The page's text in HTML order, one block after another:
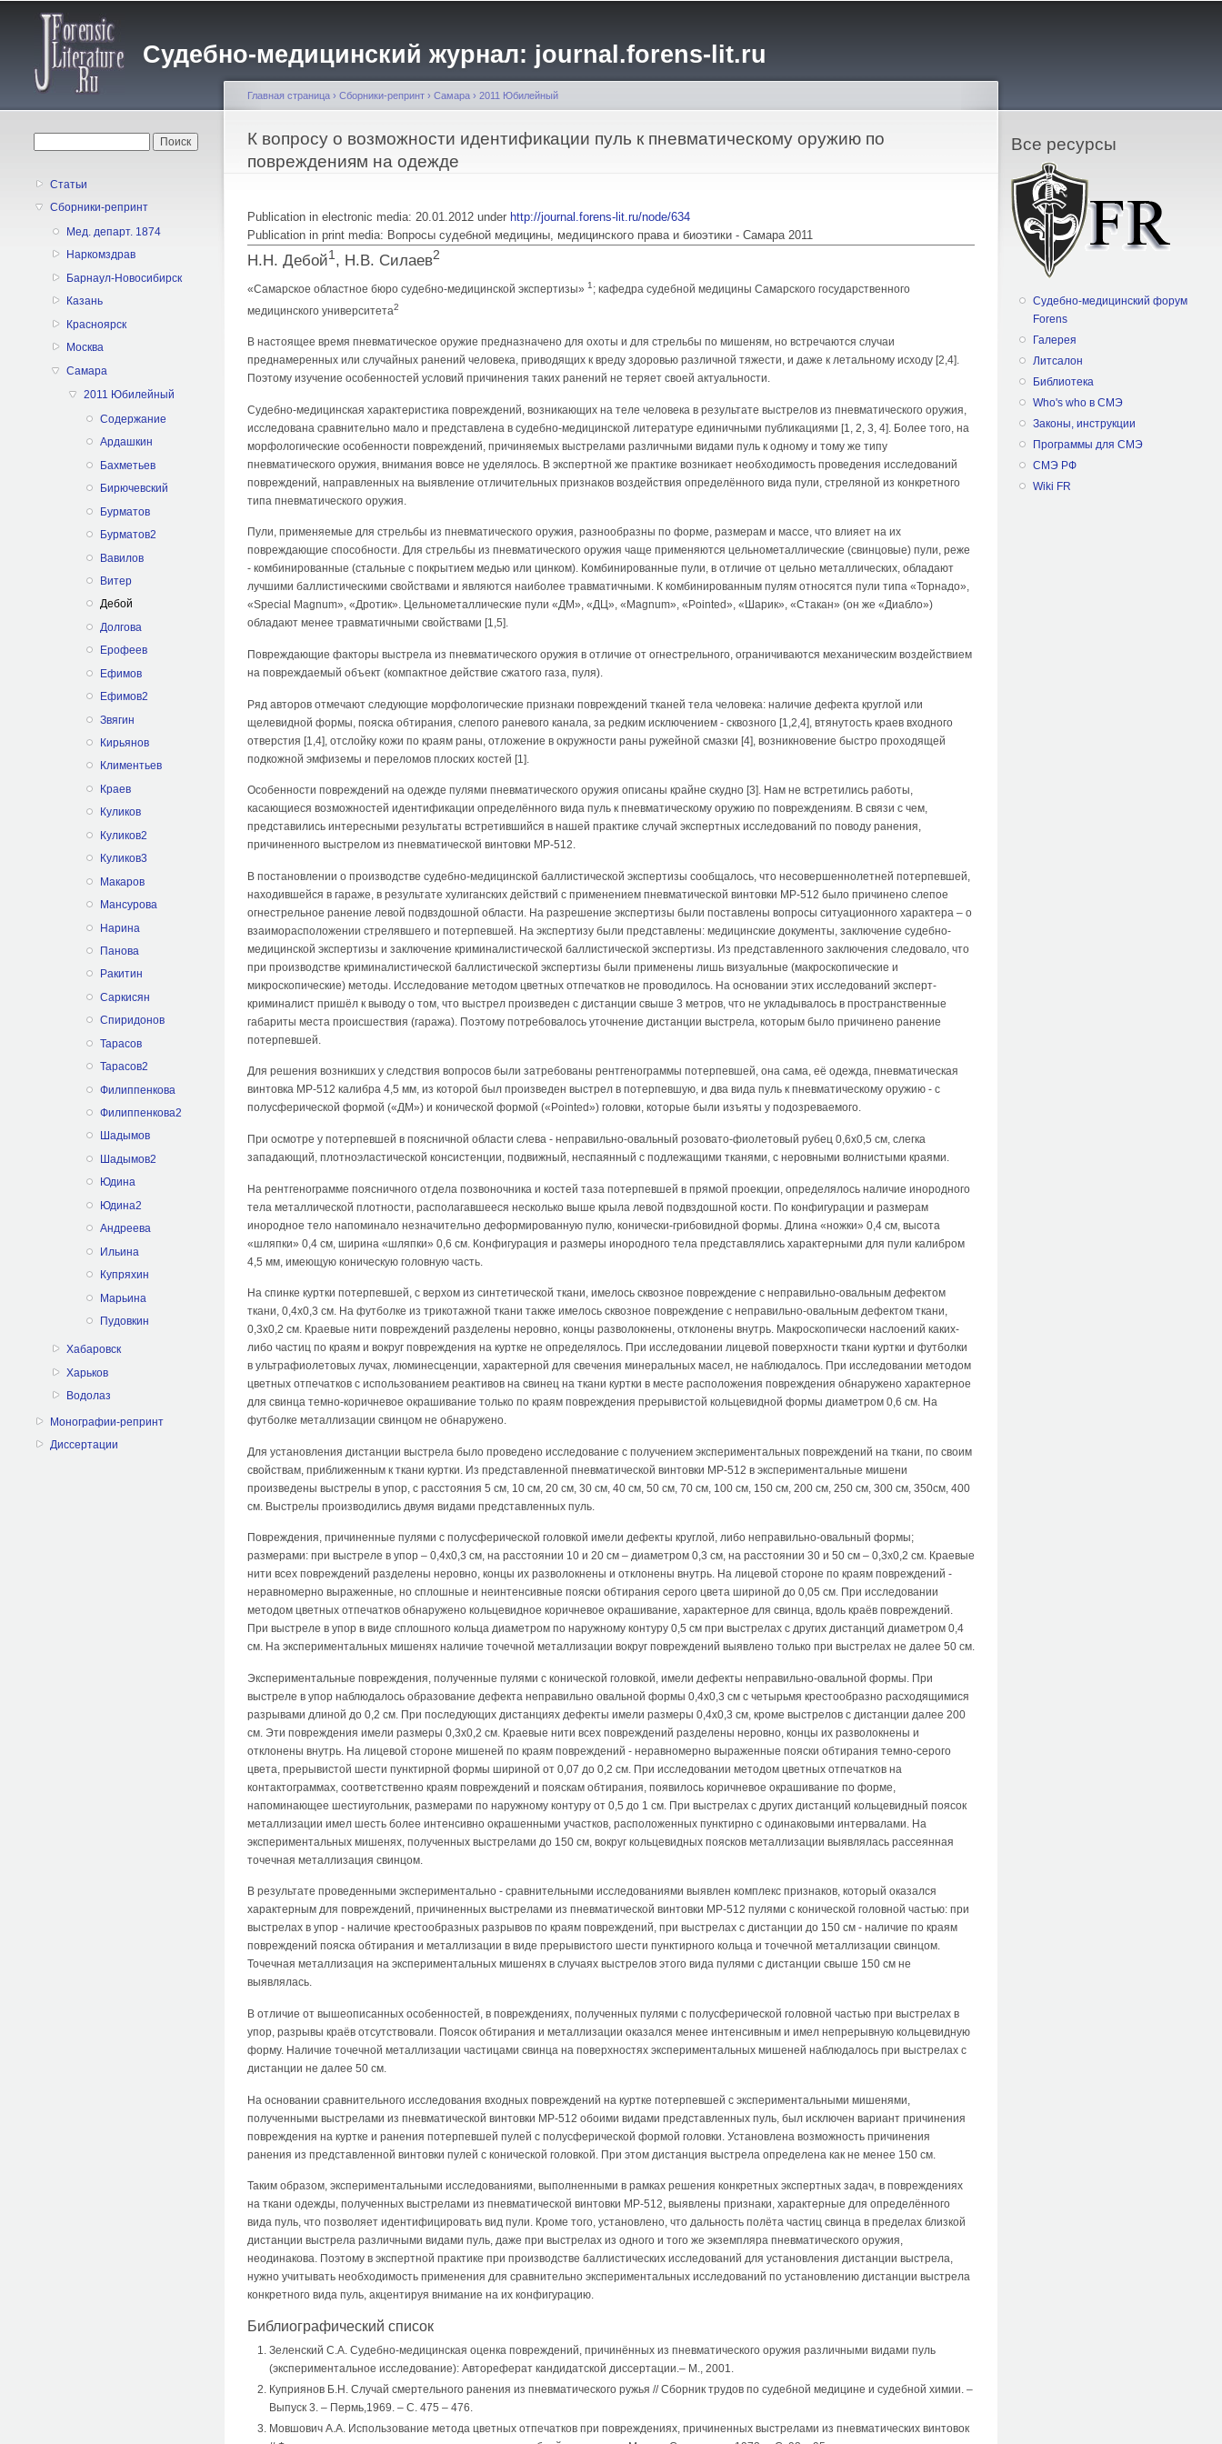
содержанию
Судебно-медицинский журнал: journal.forens-lit.ru
Статьи
Сборники-репринт
Мед. департ. 1874
Наркомздрав
Барнаул-Новосибирск
Казань
Красноярск
Москва
Самара
2011 Юбилейный
Содержание
Ардашкин
Бахметьев
Бирючевский
Бурматов
Бурматов2
Вавилов
Витер
Дебой
Долгова
Ерофеев
Ефимов
Ефимов2
Звягин
Кирьянов
Климентьев
Краев
Куликов
Куликов2
Куликов3
Макаров
Мансурова
Нарина
Панова
Ракитин
Саркисян
Спиридонов
Тарасов
Тарасов2
Филиппенкова
Филиппенкова2
Шадымов
Шадымов2
Юдина
Юдина2
Андреева
Ильина
Купряхин
Марьина
Пудовкин
Хабаровск
Харьков
Водолаз
Монографии-репринт
Диссертации
Вы здесь
Главная страница › Сборники-репринт › Самара › 2011 Юбилейный
К вопросу о возможности идентификации пуль к пневматическому оружию по
повреждениям на одежде
Publication in electronic media: 20.01.2012 under http://journal.forens-lit.ru/node/634
Publication in print media: Вопросы судебной медицины, медицинского права и биоэтики - Самара 2011
Н.Н. Дебой1 , Н.В. Силаев2
«Самарское областное бюро судебно-медицинской экспертизы» 1 ; кафедра судебной медицины Самарского государственного
медицинского университета2
В настоящее время пневматическое оружие предназначено для охоты и для стрельбы по мишеням, но встречаются случаи
преднамеренных или случайных ранений человека, приводящих к вреду здоровью различной тяжести, и даже к летальному исходу [2,4].
Поэтому изучение особенностей условий причинения таких ранений не теряет своей актуальности.
Судебно-медицинская характеристика повреждений, возникающих на теле человека в результате выстрелов из пневматического оружия,
исследована сравнительно мало и представлена в судебно-медицинской литературе единичными публикациями [1, 2, 3, 4]. Более того, на
морфологические особенности повреждений, причиняемых выстрелами различными видами пуль к одному и тому же типу
пневматического оружия, внимания вовсе не уделялось. В экспертной же практике возникает необходимость проведения исследований
повреждений, направленных на выявление отличительных признаков воздействия определённого вида пули, стреляной из конкретного
типа пневматического оружия.
Пули, применяемые для стрельбы из пневматического оружия, разнообразны по форме, размерам и массе, что влияет на их
повреждающие способности. Для стрельбы из пневматического оружия чаще применяются цельнометаллические (свинцовые) пули, реже
- комбинированные (стальные с покрытием медью или цинком). Комбинированные пули, в отличие от цельно металлических, обладают
лучшими баллистическими свойствами и являются наиболее травматичными. К комбинированным пулям относятся пули типа «Торнадо»,
«Special Magnum», «Дротик». Цельнометаллические пули «ДМ», «ДЦ», «Magnum», «Pointed», «Шарик», «Стакан» (он же «Диабло»)
обладают менее травматичными свойствами [1,5].
Повреждающие факторы выстрела из пневматического оружия в отличие от огнестрельного, ограничиваются механическим воздействием
на повреждаемый объект (компактное действие сжатого газа, пуля).
Ряд авторов отмечают следующие морфологические признаки повреждений тканей тела человека: наличие дефекта круглой или
щелевидной формы, пояска обтирания, слепого раневого канала, за редким исключением - сквозного [1,2,4], втянутость краев входного
отверстия [1,4], отслойку кожи по краям раны, отложение в окружности раны ружейной смазки [4], возникновение быстро проходящей
подкожной эмфиземы и переломов плоских костей [1].
Особенности повреждений на одежде пулями пневматического оружия описаны крайне скудно [3]. Нам не встретились работы,
касающиеся возможностей идентификации определённого вида пуль к пневматическому оружию по повреждениям. В связи с чем,
представились интересными результаты встретившийся в нашей практике случай экспертных исследований по поводу ранения,
причиненного выстрелом из пневматической винтовки МР-512.
В постановлении о производстве судебно-медицинской баллистической экспертизы сообщалось, что несовершеннолетней потерпевшей,
находившейся в гараже, в результате хулиганских действий с применением пневматической винтовки МР-512 было причинено слепое
огнестрельное ранение левой подвздошной области. На разрешение экспертизы были поставлены вопросы ситуационного характера – о
взаиморасположении стрелявшего и потерпевшей. На экспертизу были представлены: медицинские документы, заключение судебно-
медицинской экспертизы и заключение криминалистической баллистической экспертизы. Из представленного заключения следовало, что
при производстве криминалистической баллистической экспертизы были применены лишь визуальные (макроскопические и
микроскопические) методы. Исследование методом цветных отпечатков не проводилось. На основании этих исследований эксперт-
криминалист пришёл к выводу о том, что выстрел произведен с дистанции свыше 3 метров, что не укладывалось в пространственные
габариты места происшествия (гаража). Поэтому потребовалось уточнение дистанции выстрела, которым было причинено ранение
потерпевшей.
Для решения возникших у следствия вопросов были затребованы рентгенограммы потерпевшей, она сама, её одежда, пневматическая
винтовка МР-512 калибра 4,5 мм, из которой был произведен выстрел в потерпевшую, и два вида пуль к пневматическому оружию - с
полусферической формой («ДМ») и конической формой («Pointed») головки, которые были изъяты у подозреваемого.
При осмотре у потерпевшей в поясничной области слева - неправильно-овальный розовато-фиолетовый рубец 0,6х0,5 см, слегка
западающий, плотноэластической консистенции, подвижный, неспаянный с подлежащими тканями, с неровными волнистыми краями.
На рентгенограмме поясничного отдела позвоночника и костей таза потерпевшей в прямой проекции, определялось наличие инородного
тела металлической плотности, располагавшееся несколько выше крыла левой подвздошной кости. По конфигурации и размерам
инородное тело напоминало незначительно деформированную пулю, конически-грибовидной формы. Длина «ножки» 0,4 см, высота
«шляпки» 0,4 см, ширина «шляпки» 0,6 см. Конфигурация и размеры инородного тела представлялись характерными для пули калибром
4,5 мм, имеющую коническую головную часть.
На спинке куртки потерпевшей, с верхом из синтетической ткани, имелось сквозное повреждение с неправильно-овальным дефектом
ткани, 0,4х0,3 см. На футболке из трикотажной ткани также имелось сквозное повреждение с неправильно-овальным дефектом ткани,
0,3х0,2 см. Краевые нити повреждений разделены неровно, концы разволокнены, отклонены внутрь. Макроскопически наслоений каких-
либо частиц по краям и вокруг повреждения на куртке не определялось. При исследовании лицевой поверхности ткани куртки и футболки
в ультрафиолетовых лучах, люминесценции, характерной для свечения минеральных масел, не наблюдалось. При исследовании методом
цветных отпечатков с использованием реактивов на свинец на ткани куртки в месте расположения повреждения обнаружено характерное
для свинца темно-коричневое окрашивание только по краям повреждения прерывистой кольцевидной формы диаметром 0,6 см. На
футболке металлизации свинцом не обнаружено.
Для установления дистанции выстрела было проведено исследование с получением экспериментальных повреждений на ткани, по своим
свойствам, приближенным к ткани куртки. Из представленной пневматической винтовки МР-512 в экспериментальные мишени
произведены выстрелы в упор, с расстояния 5 см, 10 см, 20 см, 30 см, 40 см, 50 см, 70 см, 100 см, 150 см, 200 см, 250 см, 300 см, 350см, 400
см. Выстрелы производились двумя видами представленных пуль.
Повреждения, причиненные пулями с полусферической головкой имели дефекты круглой, либо неправильно-овальный формы;
размерами: при выстреле в упор – 0,4х0,3 см, на расстоянии 10 и 20 см – диаметром 0,3 см, на расстоянии 30 и 50 см – 0,3х0,2 см. Краевые
нити всех повреждений разделены неровно, концы их разволокнены и отклонены внутрь. На лицевой стороне по краям повреждений -
неравномерно выраженные, но сплошные и неинтенсивные пояски обтирания серого цвета шириной до 0,05 см. При исследовании
методом цветных отпечатков обнаружено кольцевидное коричневое окрашивание, характерное для свинца, вдоль краёв повреждений.
При выстреле в упор в виде сплошного кольца диаметром по наружному контуру 0,5 см при выстрелах с других дистанций диаметром 0,4
см. На экспериментальных мишенях наличие точечной металлизации вокруг повреждений выявлено только при выстрелах не далее 50 см.
Экспериментальные повреждения, полученные пулями с конической головкой, имели дефекты неправильно-овальной формы. При
выстреле в упор наблюдалось образование дефекта неправильно овальной формы 0,4х0,3 см с четырьмя крестообразно расходящимися
разрывами длиной до 0,2 см. При последующих дистанциях дефекты имели размеры 0,4х0,3 см, кроме выстрелов с дистанции далее 200
см. Эти повреждения имели размеры 0,3х0,2 см. Краевые нити всех повреждений разделены неровно, концы их разволокнены и
отклонены внутрь. На лицевой стороне мишеней по краям повреждений - неравномерно выраженные пояски обтирания темно-серого
цвета, прерывистой шести пунктирной формы шириной от 0,07 до 0,2 см. При исследовании методом цветных отпечатков на
контактограммах, соответственно краям повреждений и пояскам обтирания, появилось коричневое окрашивание по форме,
напоминающее шестиугольник, размерами по наружному контуру от 0,5 до 1 см. При выстрелах с других дистанций кольцевидный поясок
металлизации имел шесть более интенсивно окрашенными участков, расположенных пунктирно с одинаковыми интервалами. На
экспериментальных мишенях, полученных выстрелами до 150 см, вокруг кольцевидных поясков металлизации выявлялась рассеянная
точечная металлизация свинцом.
В результате проведенными экспериментально - сравнительными исследованиями выявлен комплекс признаков, который оказался
характерным для повреждений, причиненных выстрелами из пневматической винтовки МР-512 пулями с конической головной частью: при
выстрелах в упор - наличие крестообразных разрывов по краям повреждений, при выстрелах с дистанции до 150 см - наличие по краям
повреждений пояска обтирания и металлизации в виде прерывистого шести пунктирного кольца и точечной металлизации свинцом.
Точечная металлизация на экспериментальных мишенях в случаях выстрелов этого вида пулями с дистанции свыше 150 см не
выявлялась.
В отличие от вышеописанных особенностей, в повреждениях, полученных пулями с полусферической головной частью при выстрелах в
упор, разрывы краёв отсутствовали. Поясок обтирания и металлизации оказался менее интенсивным и имел непрерывную кольцевидную
форму. Наличие точечной металлизации частицами свинца на поверхностях экспериментальных мишеней наблюдалось при выстрелах с
дистанции не далее 50 см.
На основании сравнительного исследования входных повреждений на куртке потерпевшей с экспериментальными мишенями,
полученными выстрелами из пневматической винтовки МР-512 обоими видами представленных пуль, был исключен вариант причинения
повреждения на куртке и ранения потерпевшей пулей с полусферической формой головки. Установлена возможность причинения
ранения из представленной винтовки пулей с конической головкой. При этом дистанция выстрела определена как не менее 150 см.
Таким образом, экспериментальными исследованиями, выполненными в рамках решения конкретных экспертных задач, в повреждениях
на ткани одежды, полученных выстрелами из пневматической винтовки МР-512, выявлены признаки, характерные для определённого
вида пуль, что позволяет идентифицировать вид пули. Кроме того, установлено, что дальность полёта частиц свинца в пределах близкой
дистанции выстрела различными видами пуль, даже при выстрелах из одного и того же экземпляра пневматического оружия,
неодинакова. Поэтому в экспертной практике при производстве баллистических исследований для установления дистанции выстрела,
нужно учитывать необходимость применения для сравнительно экспериментальных исследований по установлению дистанции выстрела
конкретного вида пуль, акцентируя внимание на их конфигурацию.
Библиографический список
Зеленский С.А. Судебно-медицинская оценка повреждений, причинённых из пневматического оружия различными видами пуль
(экспериментальное исследование): Автореферат кандидатской диссертации.– М., 2001.
Куприянов Б.Н. Случай смертельного ранения из пневматического ружья // Сборник трудов по судебной медицине и судебной химии. –
Выпуск 3. – Пермь,1969. – С. 475 – 476.
Мовшович А.А. Использование метода цветных отпечатков при повреждениях, причиненных выстрелами из пневматических винтовок
Все ресурсы
Судебно-медицинский форум
Forens
Галерея
Литсалон
Библиотека
Who's who в СМЭ
Законы, инструкции
Программы для СМЭ
СМЭ РФ
Wiki FR